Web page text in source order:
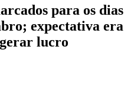
para os dias
expectativa era
lucro